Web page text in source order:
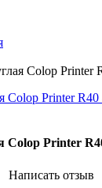
Colop
Colop Printer
Написать отзыв